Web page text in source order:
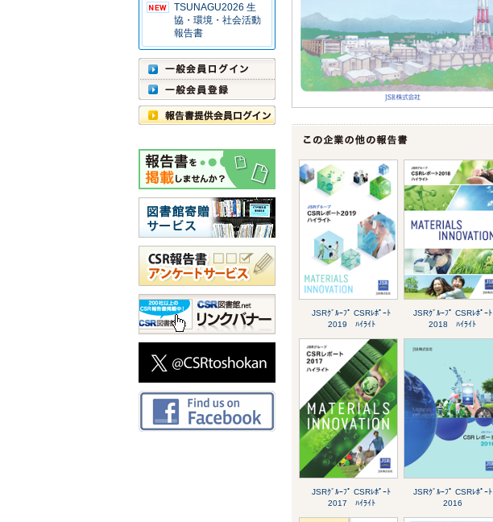
TSUNAGU2026 生
協・環境・社会活動
報告書
JSRｸﾞﾙｰﾌﾟ CSRﾚﾎﾟｰﾄ
2019 ﾊｲﾗｲﾄ
JSRｸﾞﾙｰﾌﾟ CSRﾚﾎﾟｰﾄ
2018 ﾊｲﾗｲﾄ
JSRｸﾞﾙｰﾌﾟ CSRﾚﾎﾟｰﾄ
2017 ﾊｲﾗｲﾄ
JSRｸﾞﾙｰﾌﾟ CSRﾚﾎﾟｰﾄ
2016